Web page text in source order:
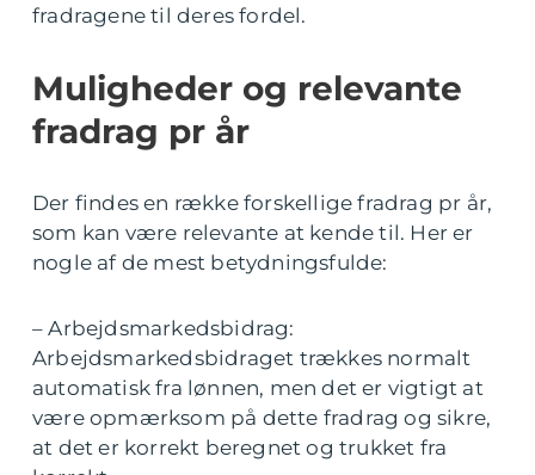
fradragene til deres fordel.
Muligheder og relevante
fradrag pr år
Der findes en række forskellige fradrag pr år,
som kan være relevante at kende til. Her er
nogle af de mest betydningsfulde:
– Arbejdsmarkedsbidrag:
Arbejdsmarkedsbidraget trækkes normalt
automatisk fra lønnen, men det er vigtigt at
være opmærksom på dette fradrag og sikre,
at det er korrekt beregnet og trukket fra